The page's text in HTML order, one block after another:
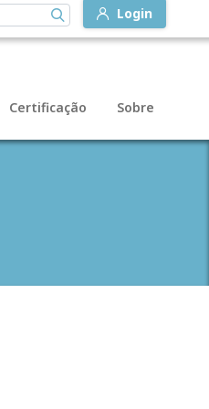
Login
Certificação Sobre